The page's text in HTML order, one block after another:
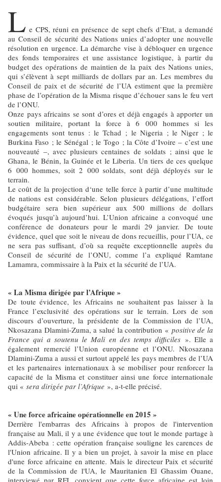
L e CPS, réuni en présence de sept chefs d’Etat, a demandé
au Conseil de sécurité des Nations unies d’adopter une nouvelle
résolution en urgence. La démarche vise à débloquer en urgence
des fonds temporaires et une assistance logistique, à partir du
budget des opérations de maintien de la paix des Nations unies,
qui s’élèvent à sept milliards de dollars par an. Les membres du
Conseil de paix et de sécurité de l’UA estiment que la première
phase de l’opération de la Misma risque d’échouer sans le feu vert
de l’ONU.
Onze pays africains se sont d’ores et déjà engagés à apporter un
soutien militaire, portant la force à 6 000 hommes si les
engagements sont tenus : le Tchad ; le Nigeria ; le Niger ; le
Burkina Faso ; le Sénégal ; le Togo ; la Côte d’Ivoire – c’est une
nouveauté –, avec plusieurs centaines de soldats ; ainsi que le
Ghana, le Bénin, la Guinée et le Liberia. Un tiers de ces quelque
6 000 hommes, soit 2 000 soldats, sont déjà déployés sur le
terrain.
Le coût de la projection d‘une telle force à partir d’une multitude
de nations est considérable. Selon plusieurs délégations, l’effort
budgétaire sera bien supérieur aux 500 millions de dollars
évoqués jusqu’à aujourd’hui. L’Union africaine a convoqué une
conférence de donateurs pour le mardi 29 janvier. De toute
évidence, quel que soit le niveau de dons recueillis, pour l’UA, ce
ne sera pas suffisant, d’où sa requête exceptionnelle auprès du
Conseil de sécurité de l’ONU, comme l’a expliqué Ramtane
Lamamra, commissaire à la Paix et la sécurité de l’UA.
« La Misma dirigée par l’Afrique »
De toute évidence, les Africains ne souhaitent pas laisser à la
France l’exclusivité des opérations sur le terrain. Lors de son
discours d’ouverture, la présidente de la Commission de l’UA,
Nkosazana Dlamini-Zuma, a salué la contribution « positive de la
France qui a soutenu le Mali en des temps difficiles ». Elle a
également remercié l’Union européenne et l’ONU. Nkosazana
Dlamini-Zuma a aussi et surtout appelé les pays membres de l’UA
et les partenaires internationaux à se mobiliser pour renforcer la
capacité de la Misma et constituer ainsi une force internationale
qui « sera dirigée par l’Afrique », a-t-elle précisé.
« Une force africaine opérationnelle en 2015 »
Derrière l'embarras des Africains à propos de l'intervention
française au Mali, il y a une évidence que tout le monde partage à
Addis-Abeba : cette opération française souligne les carences de
l'Union africaine. Il y a bien un projet, à savoir la mise en place
d'une force africaine en attente. Mais le directeur Paix et sécurité
de la Commission de l'UA, le Mauritanien El Ghassim Ouane,
interviewé par RFI, convient que cette force africaine est loin